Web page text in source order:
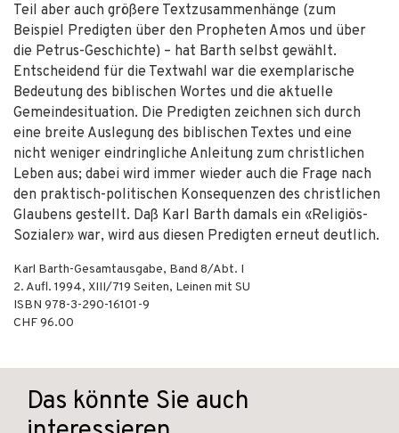
Teil aber auch größere Textzusammenhänge (zum
Beispiel Predigten über den Propheten Amos und über
die Petrus-Geschichte) – hat Barth selbst gewählt.
Entscheidend für die Textwahl war die exemplarische
Bedeutung des biblischen Wortes und die aktuelle
Gemeindesituation. Die Predigten zeichnen sich durch
eine breite Auslegung des biblischen Textes und eine
nicht weniger eindringliche Anleitung zum christlichen
Leben aus; dabei wird immer wieder auch die Frage nach
den praktisch-politischen Konsequenzen des christlichen
Glaubens gestellt. Daß Karl Barth damals ein «Religiös-
Sozialer» war, wird aus diesen Predigten erneut deutlich.
Karl Barth-Gesamtausgabe, Band 8/Abt. I
2. Aufl. 1994, XIII/719 Seiten, Leinen mit SU
ISBN 978-3-290-16101-9
CHF 96.00
Das könnte Sie auch